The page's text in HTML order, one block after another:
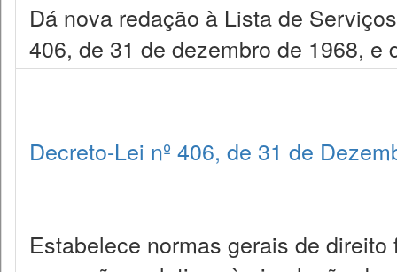
Dá nova redação à Lista de
406, de 31 de dezembro de 1968, e
Decreto-Lei nº 406, de 31 de
Estabelece normas gerais de